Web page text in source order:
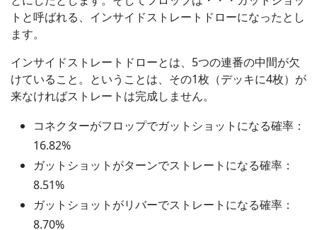
トと呼ばれる、インサイドストレートドローになったとし
ます。
インサイドストレートドローとは、5つの連番の中間が欠
けていること。ということは、その1枚（デッキに4枚）が
来なければストレートは完成しません。
コネクターがフロップでガットショットになる確率：
16.82%
ガットショットがターンでストレートになる確率：
8.51%
ガットショットがリバーでストレートになる確率：
8.70%